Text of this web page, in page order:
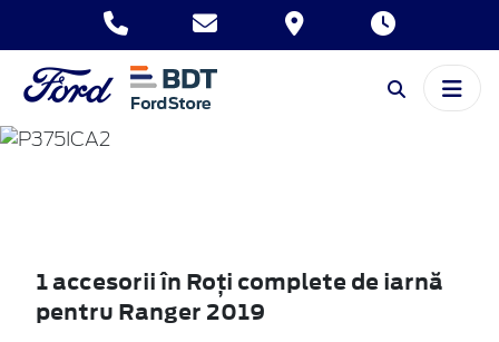
RANGER
1 accesorii în Roţi complete de iarnă
pentru Ranger 2019